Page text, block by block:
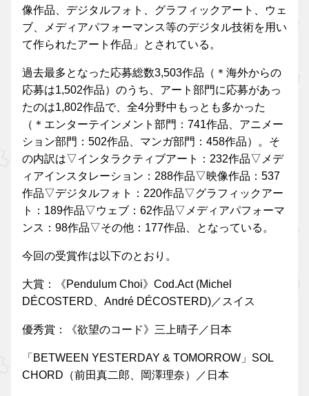
像作品、デジタルフォト、グラフィックアート、ウェ
ブ、メディアパフォーマンス等のデジタル技術を用い
て作られたアート作品」とされている。
過去最多となった応募総数3,503作品（＊海外からの
応募は1,502作品）のうち、アート部門に応募があっ
たのは1,802作品で、全4分野中もっとも多かった
（＊エンターテインメント部門：741作品、アニメー
ション部門：502作品、マンガ部門：458作品）。そ
の内訳は▽インタラクティブアート：232作品▽メデ
ィアインスタレーション：288作品▽映像作品：537
作品▽デジタルフォト：220作品▽グラフィックアー
ト：189作品▽ウェブ：62作品▽メディアパフォーマ
ンス：98作品▽その他：177作品、となっている。
今回の受賞作は以下のとおり。
大賞：《Pendulum Choi》Cod.Act (Michel
DÉCOSTERD、André DÉCOSTERD)／スイス
優秀賞：《欲望のコード》三上晴子／日本
「BETWEEN YESTERDAY & TOMORROW」SOL
CHORD（前田真二郎、岡澤理奈）／日本